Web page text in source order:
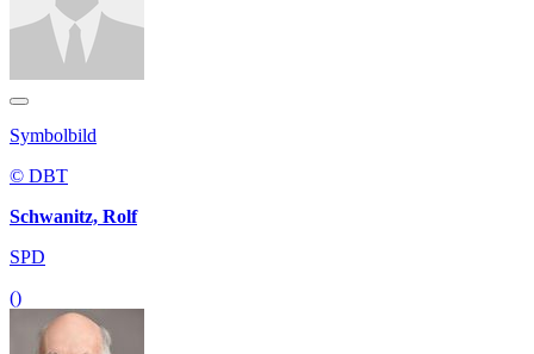
Symbolbild
© DBT
Schwanitz, Rolf
SPD
()